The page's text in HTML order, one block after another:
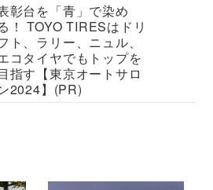
彰台を「青」で染め
！ TOYO TIRESはドリ
ト、ラリー、ニュル、
コタイヤでもトップを
指す【東京オートサロ
2024】(PR)